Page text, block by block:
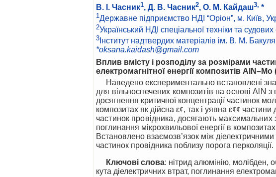
В. І. Часник1, Д. В. Часник2, О. М. Кайдаш3, *
1 Державне підприємство НДІ “Оріон”, м. Київ,
2Український НДІ спеціальної техніки та
3 Інститут надтвердих матеріалів ім. В. М.
*oksana.kaidash@gmail.com
Вплив вмісту і розподілу за розмірами
електромагнітної енергії композитів AlN–Mo
Наведено експериментально встановлені
для вільноспечених композитів на основіAlN з
досягнення критичної концентрації частинок
композитах як дійсна ε¢, так і уявна ε¢¢ частини
частинок провідника, досягають максимальних
поглинання мікрохвильової енергії в
Встановлено взаємозв’язок між
частинок провідника поблизу порога перколяції.
Ключові слова: нітрид алюмінію, молібден,
кута діелектричних втрат, поглинання